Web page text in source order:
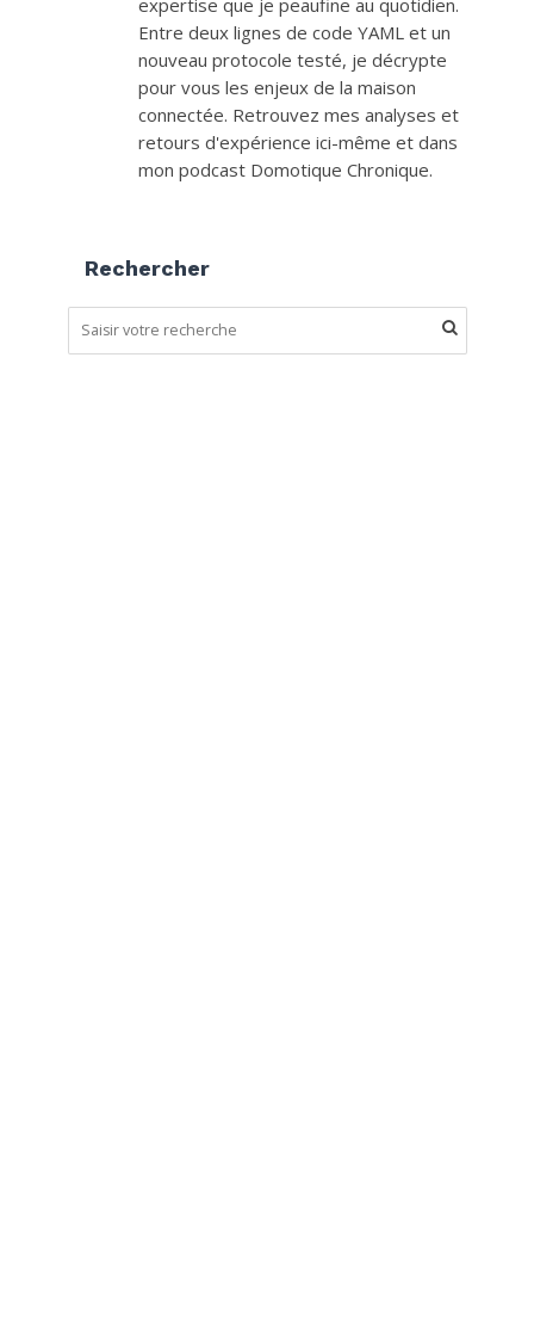
expertise que je peaufine au quotidien.
Entre deux lignes de code YAML et un
nouveau protocole testé, je décrypte
pour vous les enjeux de la maison
connectée. Retrouvez mes analyses et
retours d'expérience ici-même et dans
mon podcast Domotique Chronique.
Rechercher